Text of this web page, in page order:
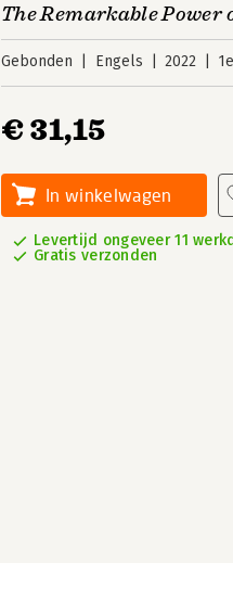
The Remarkable Power
Gebonden Engels 2022
€ 31,15
In winkelwagen
Levertijd ongeveer 11
Gratis verzonden